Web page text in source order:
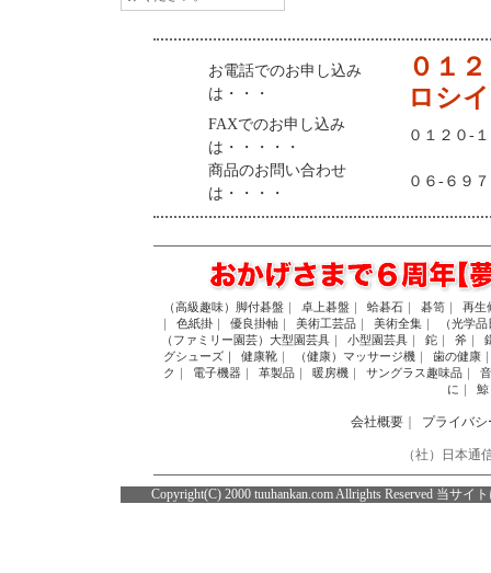
お電話でのお申し込み
は・・・
０１
ロシイ
FAXでのお申し込み
は・・・・・
０１２０-
商品のお問い合わせ
は・・・・
０６-６９
（高級趣味）脚付碁盤｜ 卓上碁盤｜ 蛤碁石｜ 碁笥｜
再生
｜
色紙掛 ｜ 優良掛軸 ｜ 美術工芸品 ｜ 美術全集 ｜
（光学
（ファミリー園芸）大型園芸具｜ 小型園芸具｜ 鉈｜ 斧｜
グシューズ｜
健康靴｜ （健康）マッサージ機｜ 歯の健康
ク ｜ 電子機器 ｜ 革製品 ｜ 暖房機 ｜ サングラス趣味品 ｜
に ｜ 鯨
会社概要｜ プライバ
（社）日本通
Copyright(C) 2000 tuuhankan.com Allrights Reserved 当サ